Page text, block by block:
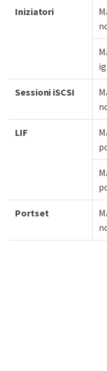
Iniziatori
Sessioni iSCSI
LIF
Portset